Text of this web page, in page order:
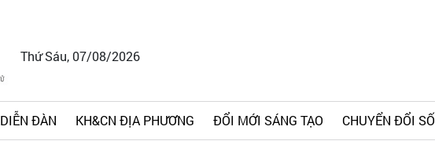
Thứ Sáu, 07/08/2026
DIỄN ĐÀN KH&CN ĐỊA PHƯƠNG ĐỔI MỚI SÁNG TẠO CHUYỂN ĐỔI SỐ